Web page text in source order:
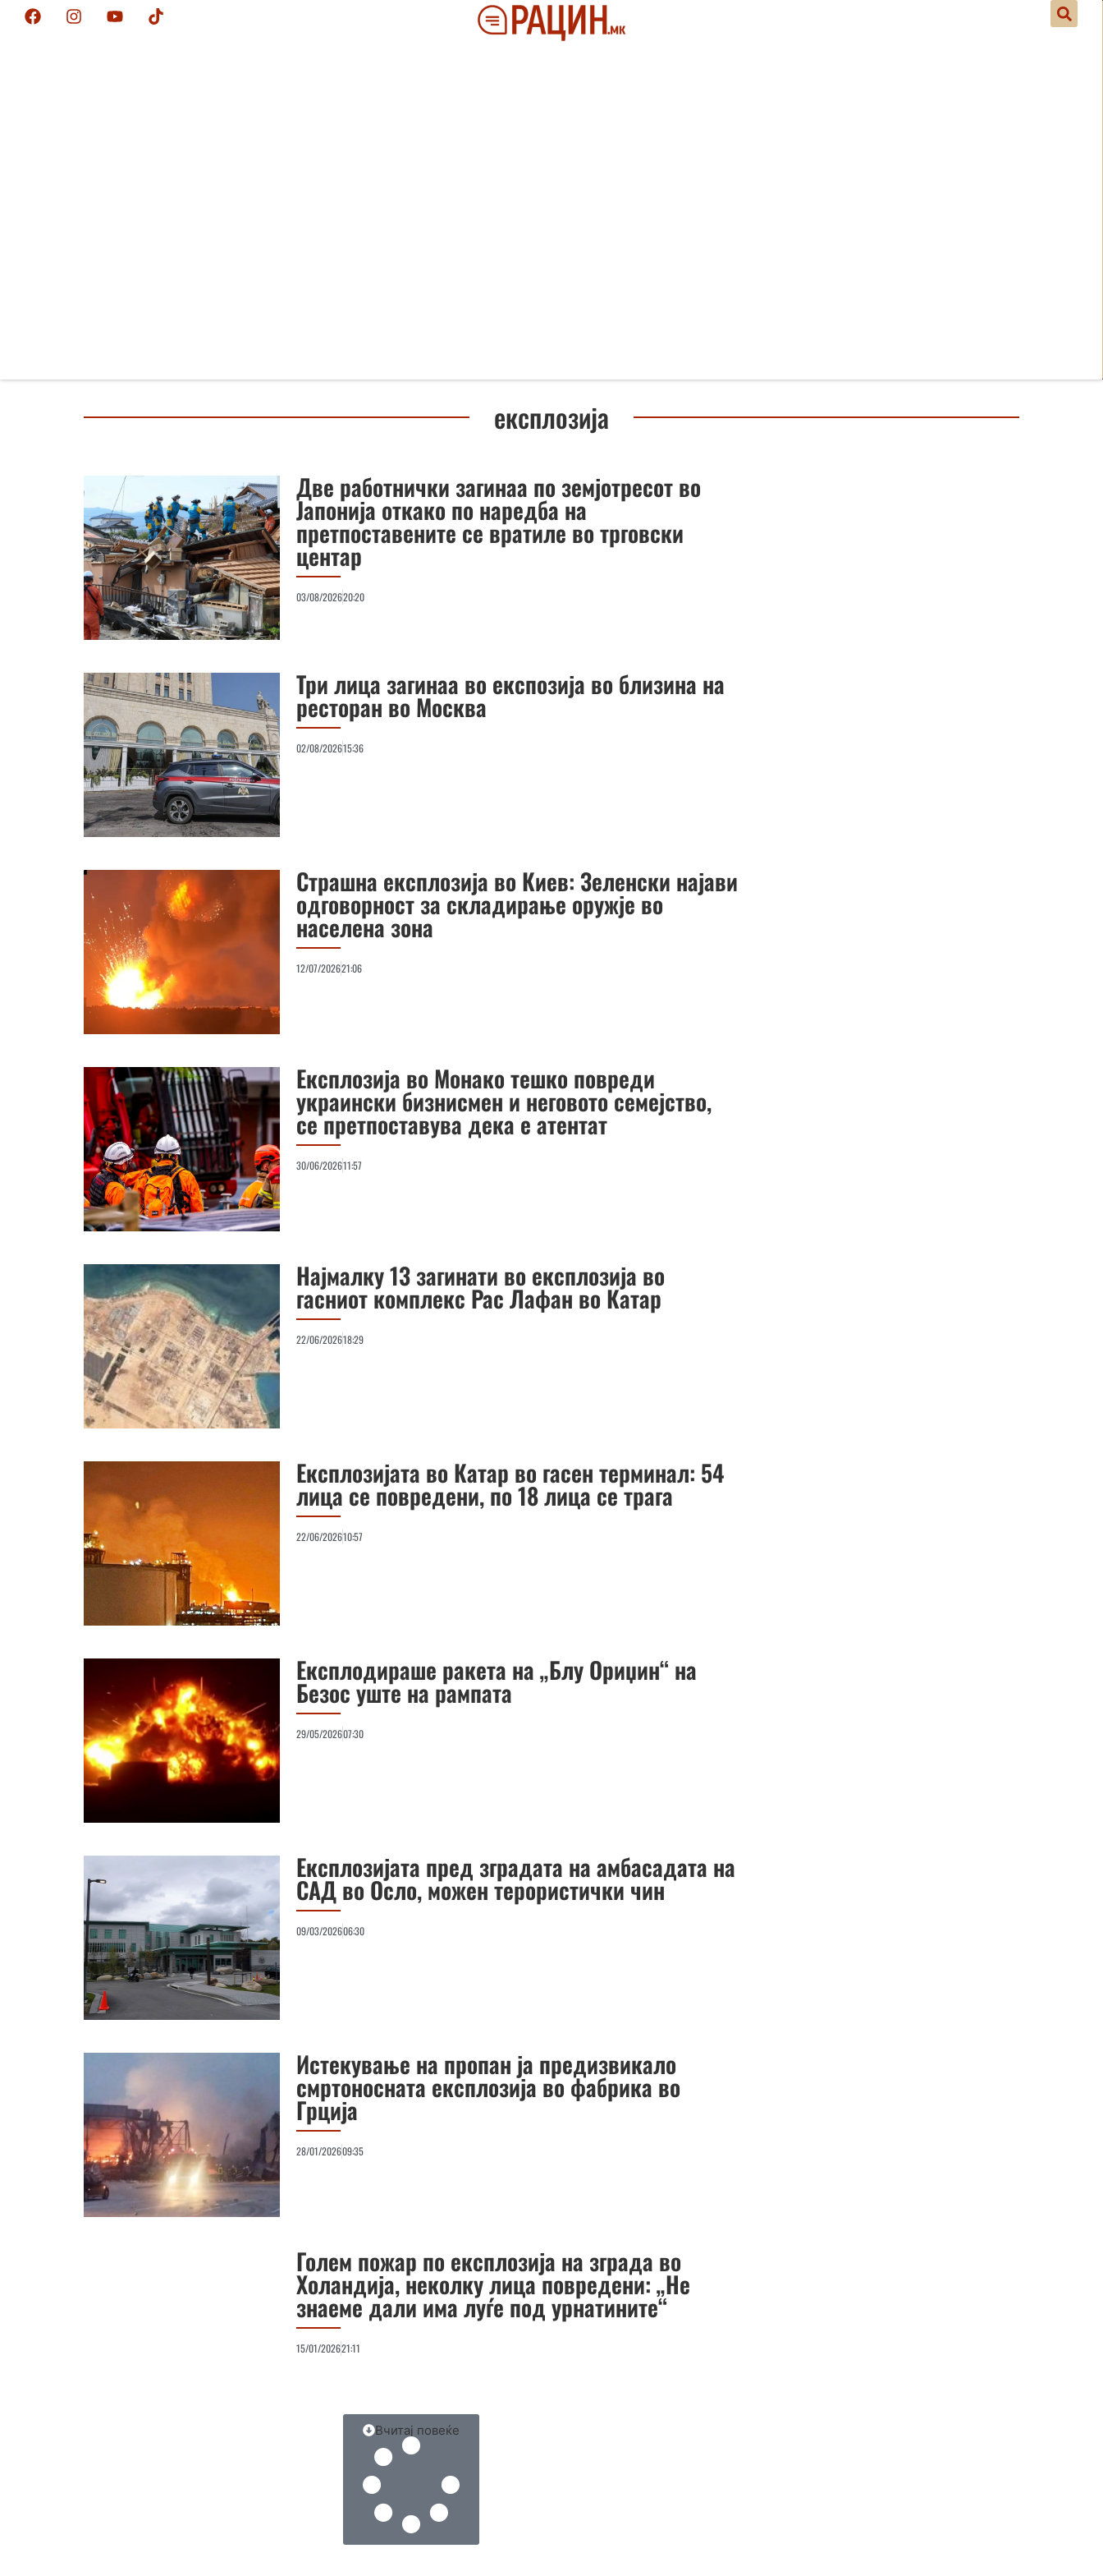
експлозија
Две работнички загинаа по земјотресот во
Јапонија откако по наредба на
претпоставените се вратиле во трговски
центар
03/08/202620:20
Три лица загинаа во експозија во близина на
ресторан во Москва
02/08/202615:36
Страшна експлозија во Киев: Зеленски најави
одговорност за складирање оружје во
населена зона
12/07/202621:06
Експлозија во Монако тешко повреди
украински бизнисмен и неговото семејство,
се претпоставува дека е атентат
30/06/202611:57
Најмалку 13 загинати во експлозија во
гасниот комплекс Рас Лафан во Катар
22/06/202618:29
Експлозијата во Катар во гасен терминал: 54
лица се повредени, по 18 лица се трага
22/06/202610:57
Експлодираше ракета на „Блу Ориџин“ на
Безос уште на рампата
29/05/202607:30
Eксплозијата пред зградата на амбасадата на
САД во Осло, можен терористички чин
09/03/202606:30
Истекување на пропан ја предизвикало
смртоносната експлозија во фабрика во
Грција
28/01/202609:35
Голем пожар по експлозија на зграда во
Холандија, неколку лица повредени: „Не
знаеме дали има луѓе под урнатините“
15/01/202621:11
Вчитај повеќе